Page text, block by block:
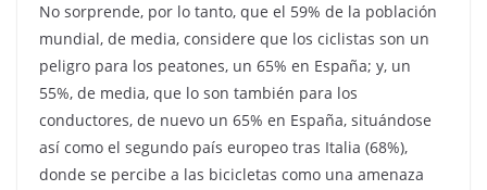
No sorprende, por lo tanto, que el 59% de la población
mundial, de media, considere que los ciclistas son un
peligro para los peatones, un 65% en España; y, un
55%, de media, que lo son también para los
conductores, de nuevo un 65% en España, situándose
así como el segundo país europeo tras Italia (68%),
donde se percibe a las bicicletas como una amenaza